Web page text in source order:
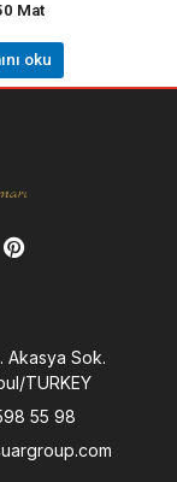
Mat
oku
P
r
e
s
t
Akasya Sok.
TURKEY
55 98